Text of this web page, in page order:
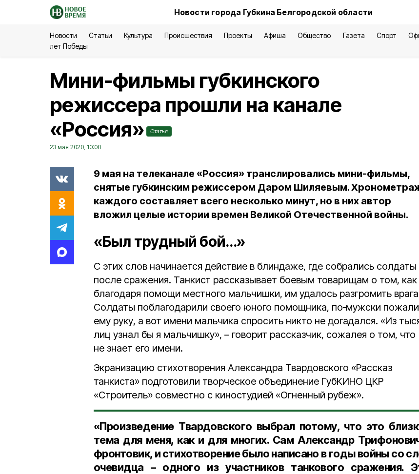
Новости города Губкина Белгородской области
Новости Статьи Культура Происшествия Проекты Афиша Общество Газета Спорт
лет Победы
Мини-фильмы губкинского
режиссера прошли на канале
«Россия»
Статья
23 мая 2020, 10:00
9 мая на телеканале «Россия» транслировались мини-фильмы,
снятые губкинским режиссером Даром Шиляевым.
каждого составляет всего несколько минут, но в них автор
вложил целые истории времен Великой Отечественной войны.
«Был трудный бой…»
С этих слов начинается действие в блиндаже, где собрались солдаты
после сражения. Танкист рассказывает боевым товарищам о том, как
благодаря помощи местного мальчишки, им удалось разгромить
Солдаты поблагодарили своего юного помощника, по‑мужски пожали
ему руку, а вот имени мальчика спросить никто не догадался. «Из
лиц узнал бы я мальчишку», – говорит рассказчик, сожалея о том, что
не знает его имени.
Экранизацию стихотворения Александра Твардовского «Рассказ
танкиста» подготовили творческое объединение ГубКИНО ЦКР
«Строитель» совместно с киностудией «Огненный рубеж».
«Произведение Твардовского выбрал потому, что это
тема для меня, как и для многих. Сам Александр
фронтовик, и стихотворение было написано в годы войны со
очевидца – одного из участников танкового сражения.